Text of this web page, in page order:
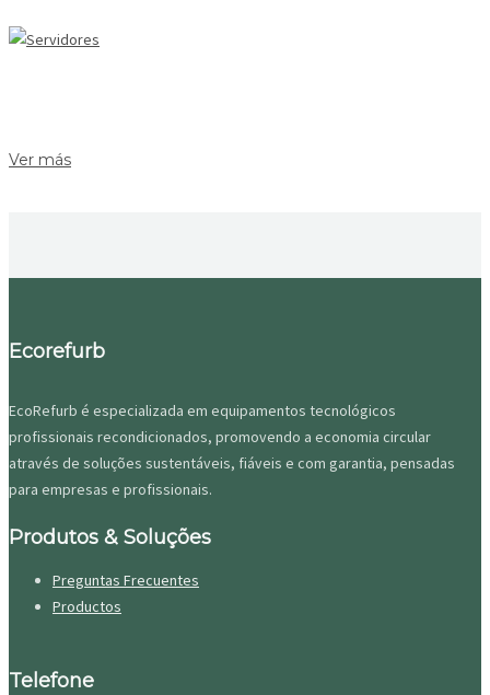
Ver más
Ecorefurb
EcoRefurb é especializada em equipamentos tecnológicos
profissionais recondicionados, promovendo a economia circular
através de soluções sustentáveis, fiáveis e com garantia, pensadas
para empresas e profissionais.
Produtos & Soluções
Preguntas Frecuentes
Productos
Telefone